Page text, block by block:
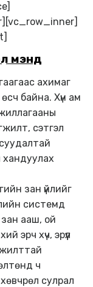
мэнд
ахимаг
байна. Хүн ам
сэтгэл
хандуулах
зан үйлийг
системд
ааш, ой
эрч хүч, эрүүл
ч
сулрал